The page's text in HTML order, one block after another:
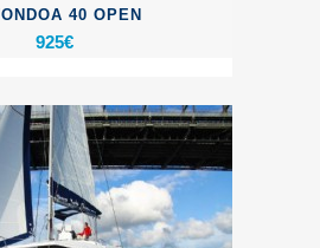
40 OPEN
925€